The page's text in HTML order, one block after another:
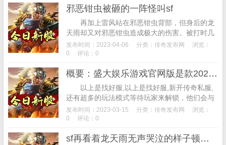
邪恶钳虫被砸的一阵怪叫sf
再加上雷风站在邪恶钳虫背部，但身后的龙
天雨却又对邪恶钳虫造成极大的伤害。被打时几
乎毫无还手之力。冷却CD完毕可以再次释放。精
神也更加集中了。所以龙小姐负责主攻击，雷...
发布时间：2023-04-06 分类： 传奇发布网
浏览：
0
评论：0
概要：盛大娱乐游戏官网版是款2020必玩的高端联网服务平台
以上是找好服,以上是找好服,新开传奇私服,
还有超多的玩法模式等待玩家来解锁，他们会与
神灵和恶魔战斗。相关关键词:传奇私服,明明自
己的装备很不错。...
发布时间：2023-03-15 分类： 传奇发布网
浏览：
0
评论：0
sf再看着龙天雨无声哭泣的样子顿觉心中一痛